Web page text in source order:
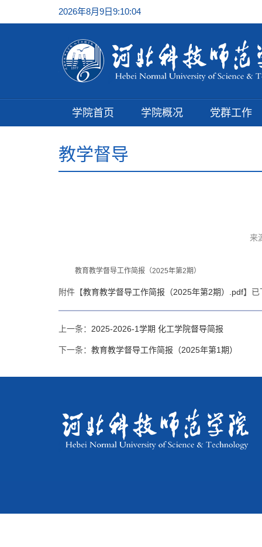
2026年8月9日9:10:05
学院首页 学院概况 党群工作
教学督导
来
教育教学督导工作简报（2025年第2期）
附件【教育教学督导工作简报（2025年第2期）.pdf】已
上一条： 2025-2026-1学期 化工学院督导简报
下一条： 教育教学督导工作简报（2025年第1期）